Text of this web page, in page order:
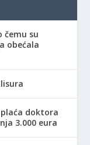
čemu su
obećala
plaća doktora
3.000 eura